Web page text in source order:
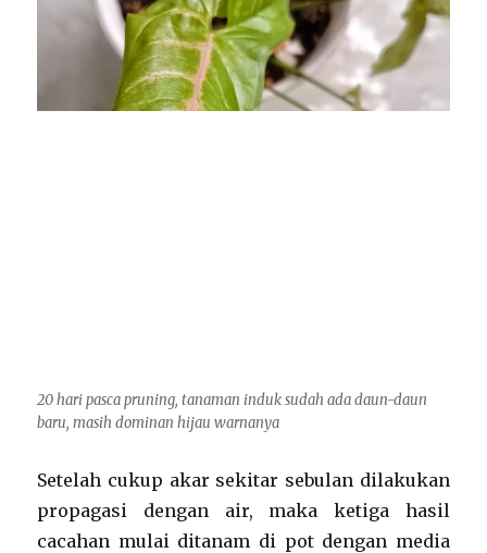
20 hari pasca pruning, tanaman induk sudah ada daun-daun
baru, masih dominan hijau warnanya
Setelah cukup akar sekitar sebulan dilakukan
propagasi dengan air, maka ketiga hasil
cacahan mulai ditanam di pot dengan media